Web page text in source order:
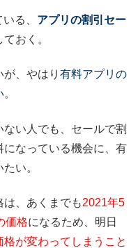
る、 アプリの割引セー
おく。
、やはり 有料アプリの
。
い人でも、セールで割
なっている機会に、有
い。
、あくまでも2021年5
価格になるため、明日
格が変わってしまうこと